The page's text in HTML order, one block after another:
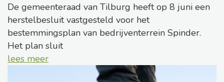
De gemeenteraad van Tilburg heeft op 8 juni een
herstelbesluit vastgesteld voor het
bestemmingsplan van bedrijventerrein Spinder.
Het plan sluit
lees meer